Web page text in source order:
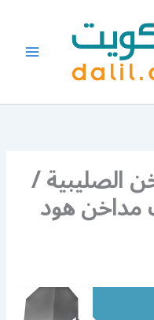
الصليبية /
مداخن هود